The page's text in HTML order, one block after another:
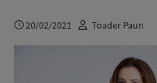
20/02/2021 Toader Paun